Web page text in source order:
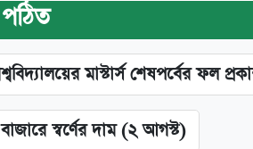
পঠিত
মাস্টার্স শেষপর্বের ফল
স্বর্ণের দাম (২ আগস্ট)